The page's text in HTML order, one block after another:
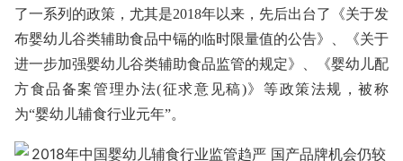
了一系列的政策，尤其是2018年以来，先后出台了《关于发
布婴幼儿谷类辅助食品中镉的临时限量值的公告》、《关于
进一步加强婴幼儿谷类辅助食品监管的规定》、《婴幼儿配
方食品备案管理办法(征求意见稿)》等政策法规，被称
为“婴幼儿辅食行业元年”。